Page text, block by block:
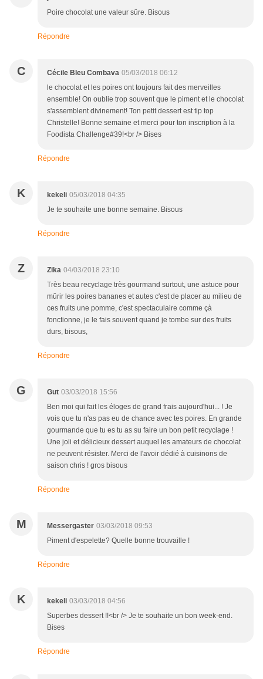
Poire chocolat une valeur sûre. Bisous
Répondre
C Cécile Bleu Combava 05/03/2018 06:12
le chocolat et les poires ont toujours fait des merveilles
ensemble! On oublie trop souvent que le piment et le chocolat
s'assemblent divinement! Ton petit dessert est tip top
Christelle! Bonne semaine et merci pour ton inscription à la
Foodista Challenge#39!<br /> Bises
Répondre
K kekeli 05/03/2018 04:35
Je te souhaite une bonne semaine. Bisous
Répondre
Z Zika 04/03/2018 23:10
Très beau recyclage très gourmand surtout, une astuce pour
mûrir les poires bananes et autes c'est de placer au milieu de
ces fruits une pomme, c'est spectaculaire comme çà
fonctionne, je le fais souvent quand je tombe sur des fruits
durs, bisous,
Répondre
G Gut 03/03/2018 15:56
Ben moi qui fait les éloges de grand frais aujourd'hui... ! Je
vois que tu n'as pas eu de chance avec tes poires. En grande
gourmande que tu es tu as su faire un bon petit recyclage !
Une joli et délicieux dessert auquel les amateurs de chocolat
ne peuvent résister. Merci de l'avoir dédié à cuisinons de
saison chris ! gros bisous
Répondre
M Messergaster 03/03/2018 09:53
Piment d'espelette? Quelle bonne trouvaille !
Répondre
K kekeli 03/03/2018 04:56
Superbes dessert !!<br /> Je te souhaite un bon week-end.
Bises
Répondre